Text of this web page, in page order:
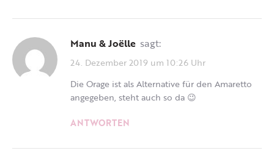
Manu & Joëlle sagt:
24. Dezember 2019 um 10:26 Uhr
Die Orage ist als Alternative für den Amaretto
angegeben, steht auch so da 😉
ANTWORTEN